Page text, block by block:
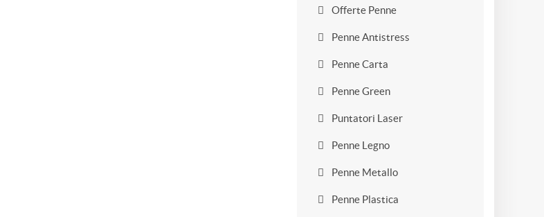
Offerte Penne
Penne Antistress
Penne Carta
Penne Green
Puntatori Laser
Penne Legno
Penne Metallo
Penne Plastica